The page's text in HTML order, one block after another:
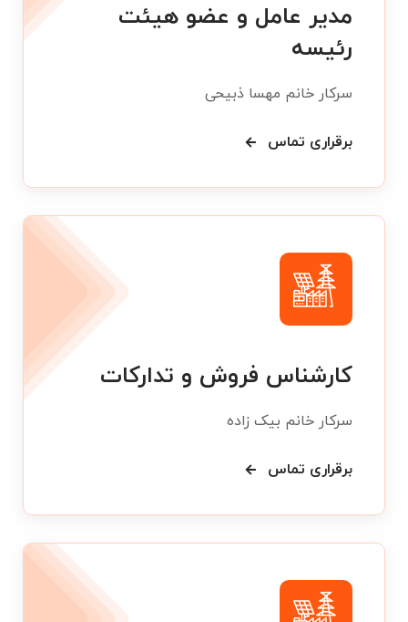
مدیر عامل و عضو هیئت
رئیسه
سرکار خانم مهسا ذبیحی
برقراری تماس
کارشناس فروش و تدارکات
سرکار خانم بیک زاده
برقراری تماس